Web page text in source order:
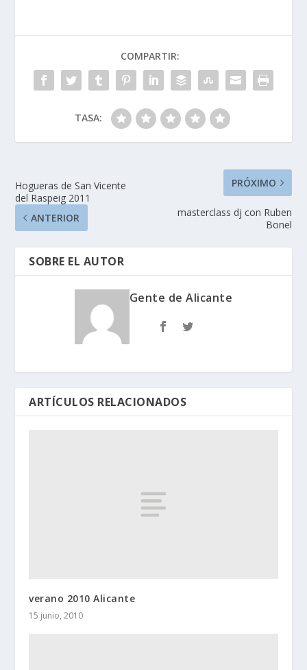
COMPARTIR:
TASA:
Hogueras de San Vicente
del Raspeig 2011
ANTERIOR
PRÓXIMO
masterclass dj con Ruben
Bonel
SOBRE EL AUTOR
Gente de Alicante
ARTÍCULOS RELACIONADOS
verano 2010 Alicante
15 junio, 2010